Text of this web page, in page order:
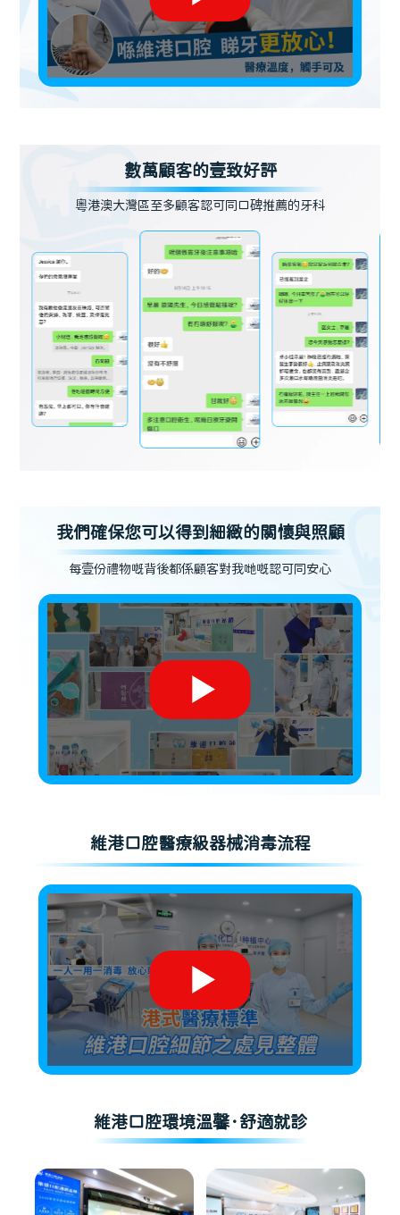
數萬顧客的壹致好評
粵港澳大灣區至多顧客認可同口碑推薦的牙科
我們確保您可以得到細緻的關懷與照顧
每壹份禮物嘅背後都係顧客對我哋嘅認可同安心
維港口腔醫療級器械消毒流程
維港口腔環境溫馨·舒適就診